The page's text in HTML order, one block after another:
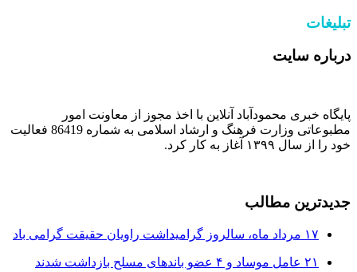
تبلیغات
درباره سایت
پایگاه خبری محمودآباد آنلاین با اخذ مجوز از معاونت امور
مطبوعاتی وزارت فرهنگ و ارشاد اسلامی به شماره 86419 فعالیت
خود را از سال ۱۳۹۹ آغاز به کار کرد.
جدیدترین مطالب
۱۷ مرداد ماه، سالروز گرامیداشت راویان حقیقت گرامی باد
۲۱ عامل موساد و ۴ عضو باند‌های مسلح بازداشت شدند